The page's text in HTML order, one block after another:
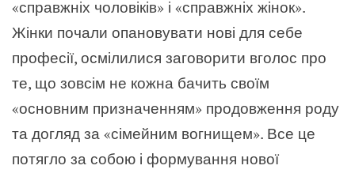
«справжніх чоловіків» і «справжніх жінок».
Жінки почали опановувати нові для себе
професії, осмілилися заговорити вголос про
те, що зовсім не кожна бачить своїм
«основним призначенням» продовження роду
та догляд за «сімейним вогнищем». Все це
потягло за собою і формування нової